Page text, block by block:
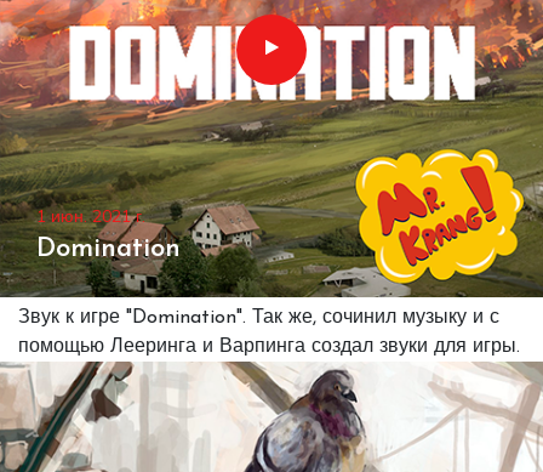
1 июн. 2021 г.
Domination
Звук к игре "Domination". Так же, сочинил музыку и с
помощью Лееринга и Варпинга создал звуки для игры.